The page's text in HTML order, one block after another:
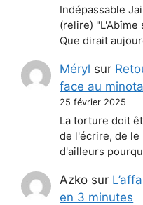
Indépassable
(relire) "L'Abîme
Que dirait
Méryl sur
face au
25 février 2025
La torture doit
de l'écrire, de le
d'ailleurs
Azko sur
en 3 minutes